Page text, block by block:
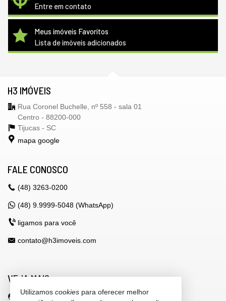
Entre em contato
Meus imóveis Favoritos
Lista de imóveis adicionados
H3 IMÓVEIS
Rua Coronel Buchelle, nº 558 - sala 01
Centro - 88200-000
Tijucas - SC
mapa google
FALE CONOSCO
(48) 3263-0200
(48) 9.9999-5048 (WhatsApp)
ligamos para você
contato@h3imoveis.com
VEJA MAIS
área do cliente
Utilizamos cookies para oferecer melhor